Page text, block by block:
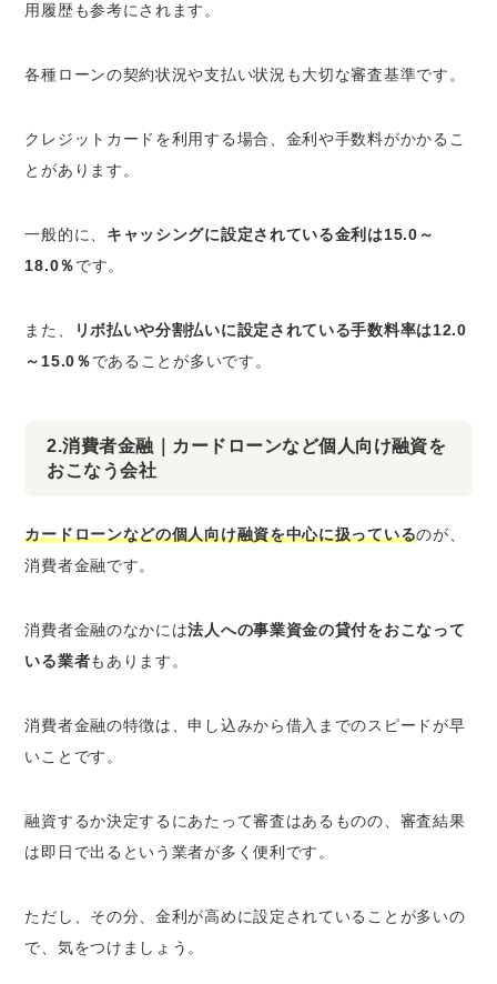
用履歴も参考にされます。
各種ローンの契約状況や支払い状況も大切な審査基準です。
クレジットカードを利用する場合、金利や手数料がかかるこ
とがあります。
一般的に、 キャッシングに設定されている金利は15.0～
18.0％です。
また、
リボ払いや分割払いに設定されている手数料率は12.0
～15.0％であることが多いです。
2.消費者金融｜カードローンなど個人向け融資を
おこなう会社
カードローンなどの個人向け融資を中心に扱っているのが、
消費者金融です。
消費者金融のなかには法人への事業資金の貸付をおこなって
いる業者もあります。
消費者金融の特徴は、申し込みから借入までのスピードが早
いことです。
融資するか決定するにあたって審査はあるものの、審査結果
は即日で出るという業者が多く便利です。
ただし、その分、金利が高めに設定されていることが多いの
で、気をつけましょう。